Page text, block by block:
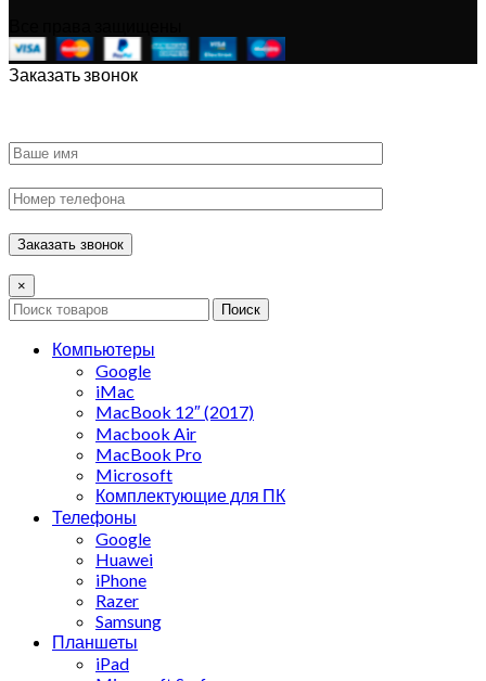
Заказать звонок
×
Поиск
Компьютеры
Google
iMac
MacBook 12″ (2017)
Macbook Air
MacBook Pro
Microsoft
Комплектующие для ПК
Телефоны
Google
Huawei
iPhone
Razer
Samsung
Планшеты
iPad